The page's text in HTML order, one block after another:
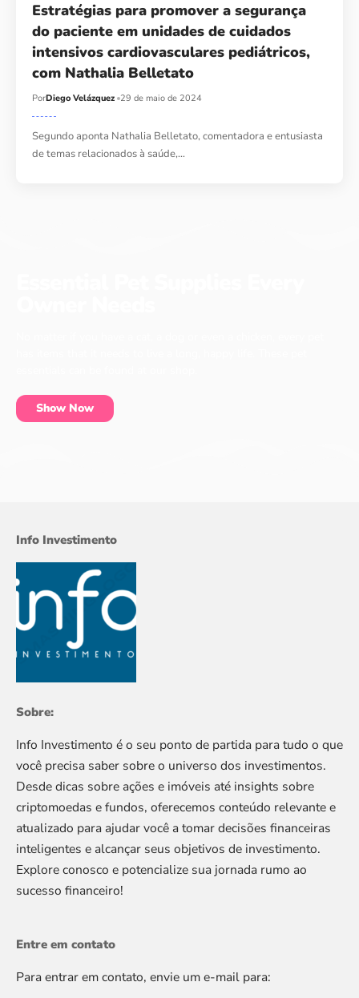
Estratégias para promover a segurança
do paciente em unidades de cuidados
intensivos cardiovasculares pediátricos,
com Nathalia Belletato
PorDiego Velázquez 29 de maio de 2024
Segundo aponta Nathalia Belletato, comentadora e entusiasta
de temas relacionados à saúde,…
Show Now
Info Investimento
Sobre:
Info Investimento é o seu ponto de partida para tudo o que
você precisa saber sobre o universo dos investimentos.
Desde dicas sobre ações e imóveis até insights sobre
criptomoedas e fundos, oferecemos conteúdo relevante e
atualizado para ajudar você a tomar decisões financeiras
inteligentes e alcançar seus objetivos de investimento.
Explore conosco e potencialize sua jornada rumo ao
sucesso financeiro!
Entre em contato
Para entrar em contato, envie um e-mail para: